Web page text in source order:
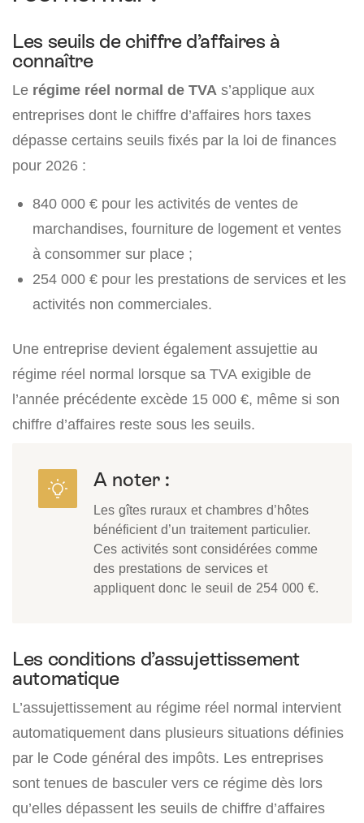
Les seuils de chiffre d’affaires à
connaître
Le régime réel normal de TVA s’applique aux
entreprises dont le chiffre d’affaires hors taxes
dépasse certains seuils fixés par la loi de finances
pour 2026 :
840 000 € pour les activités de ventes de
marchandises, fourniture de logement et ventes
à consommer sur place ;
254 000 € pour les prestations de services et les
activités non commerciales.
Une entreprise devient également assujettie au
régime réel normal lorsque sa TVA exigible de
l’année précédente excède 15 000 €, même si son
chiffre d’affaires reste sous les seuils.
A noter :
Les gîtes ruraux et chambres d’hôtes
bénéficient d’un traitement particulier.
Ces activités sont considérées comme
des prestations de services et
appliquent donc le seuil de 254 000 €.
Les conditions d’assujettissement
automatique
L’assujettissement au régime réel normal intervient
automatiquement dans plusieurs situations définies
par le Code général des impôts. Les entreprises
sont tenues de basculer vers ce régime dès lors
qu’elles dépassent les seuils de chiffre d’affaires